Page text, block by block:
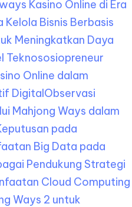
Kasino Online di Era
Kelola Bisnis Berbasis
Meningkatkan Daya
Teknososiopreneur
Online dalam
DigitalObservasi
Mahjong Ways dalam
pada
Big Data pada
Pendukung Strategi
Cloud Computing
Ways 2 untuk